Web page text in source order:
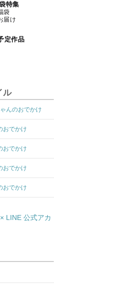
特集
袋
届け
定作品
ル
んのおでかけ
おでかけ
おでかけ
おでかけ
おでかけ